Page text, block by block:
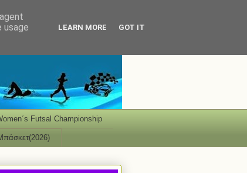
Futsal Championship
usage
LEARN MORE GOT IT